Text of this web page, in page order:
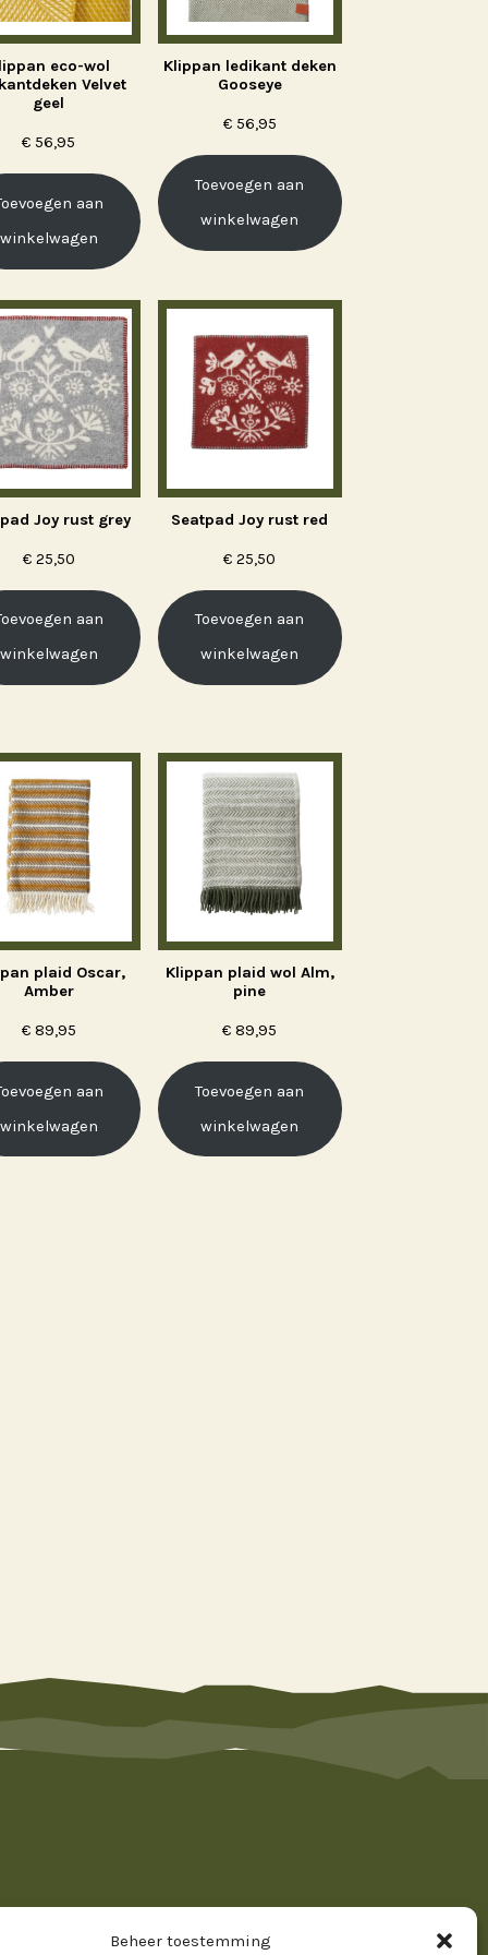
Beheer toestemming
eco-wol
Velvet
geel
€ 56,95
aan
winkelwagen
Klippan ledikant deken
Gooseye
€56,95
Toevoegen aan
winkelwagen
Joy rust grey
€25,50
aan
winkelwagen
Seatpad Joy rust red
€ 25,50
Toevoegen aan
winkelwagen
plaid Oscar,
Amber
€89,95
aan
winkelwagen
Klippan plaid wol Alm,
pine
€ 89,95
Toevoegen aan
winkelwagen